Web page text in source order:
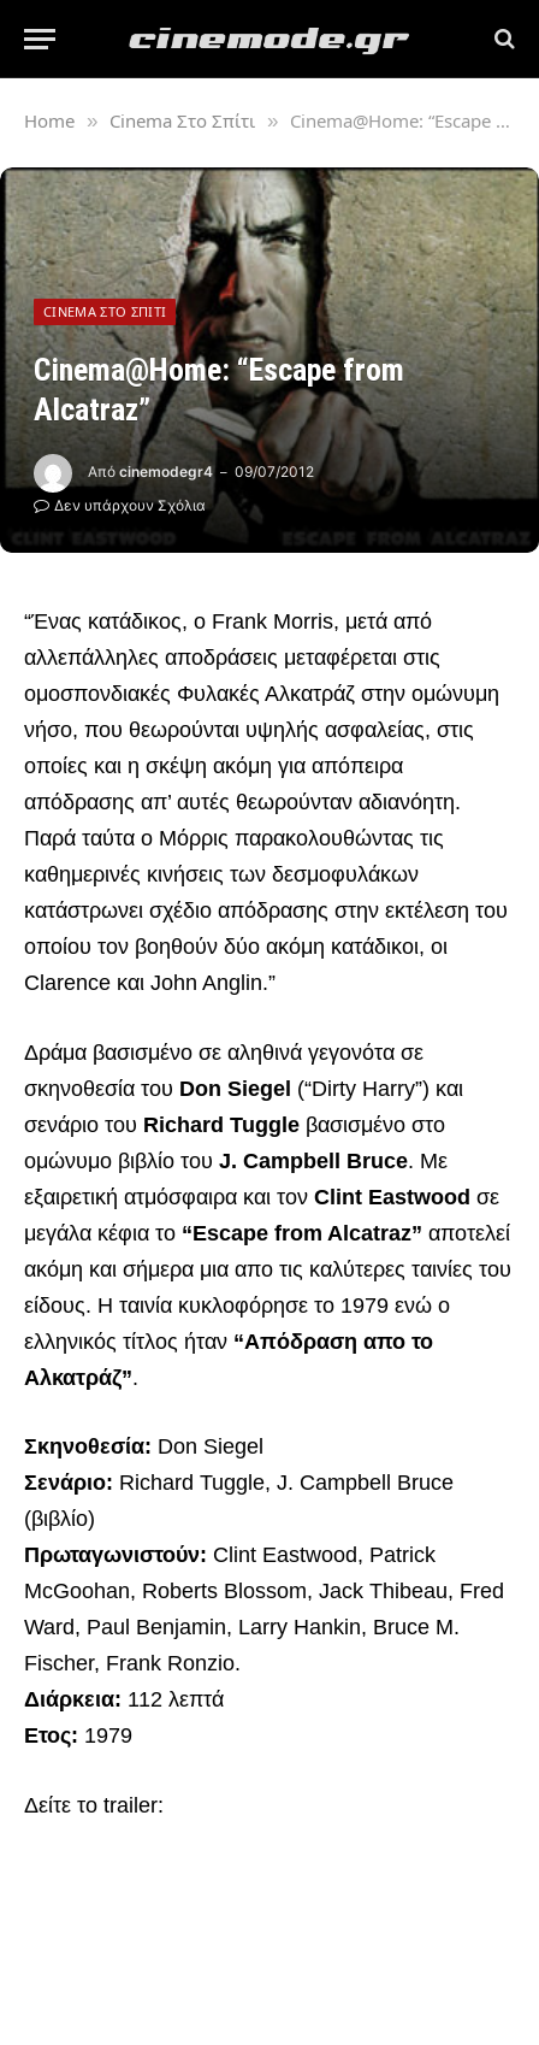
Home » Cinema Στο Σπίτι » Cinema@Home: “Escape from Alcatraz”
CINEMA ΣΤΟ ΣΠΊΤΙ
Cinema@Home: “Escape from
Alcatraz”
Από cinemodegr4
09/07/2012
Δεν υπάρχουν Σχόλια
“Ένας κατάδικος, ο Frank Morris, μετά από
αλλεπάλληλες αποδράσεις μεταφέρεται στις
ομοσπονδιακές Φυλακές Αλκατράζ στην ομώνυμη
νήσο, που θεωρούνται υψηλής ασφαλείας, στις
οποίες και η σκέψη ακόμη για απόπειρα
απόδρασης απ’ αυτές θεωρούνταν αδιανόητη.
Παρά ταύτα ο Μόρρις παρακολουθώντας τις
καθημερινές κινήσεις των δεσμοφυλάκων
κατάστρωνει σχέδιο απόδρασης στην εκτέλεση του
οποίου τον βοηθούν δύο ακόμη κατάδικοι, οι
Clarence και John Anglin.”
Δράμα βασισμένο σε αληθινά γεγονότα σε
σκηνοθεσία του Don Siegel (“Dirty Harry”) και
σενάριο του Richard Tuggle βασισμένο στο
ομώνυμο βιβλίο του J. Campbell Bruce. Με
εξαιρετική ατμόσφαιρα και τον Clint Eastwood σε
μεγάλα κέφια το “Escape from Alcatraz” αποτελεί
ακόμη και σήμερα μια απο τις καλύτερες ταινίες του
είδους. Η ταινία κυκλοφόρησε το 1979 ενώ ο
ελληνικός τίτλος ήταν “Απόδραση απο το
Αλκατράζ”.
Σκηνοθεσία: Don Siegel
Σενάριο: Richard Tuggle, J. Campbell Bruce
(βιβλίο)
Πρωταγωνιστούν: Clint Eastwood, Patrick
McGoohan, Roberts Blossom, Jack Thibeau, Fred
Ward, Paul Benjamin, Larry Hankin, Bruce M.
Fischer, Frank Ronzio.
Διάρκεια: 112 λεπτά
Ετος: 1979
Δείτε το trailer: